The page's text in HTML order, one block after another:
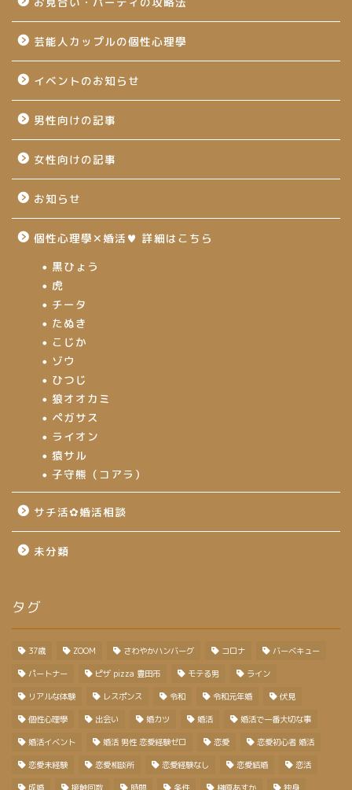
芸能人カップルの個性心理學
イベントのお知らせ
男性向けの記事
女性向けの記事
お知らせ
個性心理學✕婚活♥ 詳細はこちら
黒ひょう
虎
チータ
たぬき
こじか
ゾウ
ひつじ
狼オオカミ
ペガサス
ライオン
猿サル
子守熊（コアラ）
サチ活✿婚活相談
未分類
タグ
37歳 ZOOM さわやかハンバーグ コロナ バーベキュー
パートナー ピザ pizza 豊田市 モテる男 ライン
リアルな体験 レスポンス 令和 令和元年婚 伏見
個性心理學 出会い 婚カツ 婚活 婚活で一番大切な事
婚活イベント 婚活 男性 恋愛経験ゼロ 恋愛 恋愛初心者 婚活
恋愛未経験 恋愛相談所 恋愛経験なし 恋愛結婚 恋活
成婚 接触回数 時間 条件 榊原あすか 独身